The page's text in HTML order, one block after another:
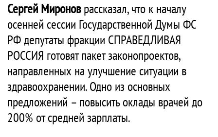
Сергей Мироноврассказал, что к началу
осенней сессии Государственной Думы ФС
РФ депутаты фракции СПРАВЕДЛИВАЯ
РОССИЯ готовят пакет законопроектов,
направленных на улучшение ситуации в
здравоохранении. Одно из основных
предложений – повысить оклады врачей до
200% от средней зарплаты.